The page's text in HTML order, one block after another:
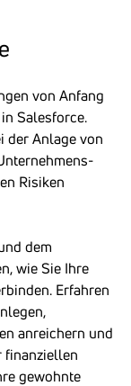
von Anfang
Salesforce.
der Anlage von
Risiken
dem
wie Sie Ihre
Erfahren
anreichern und
finanziellen
gewohnte